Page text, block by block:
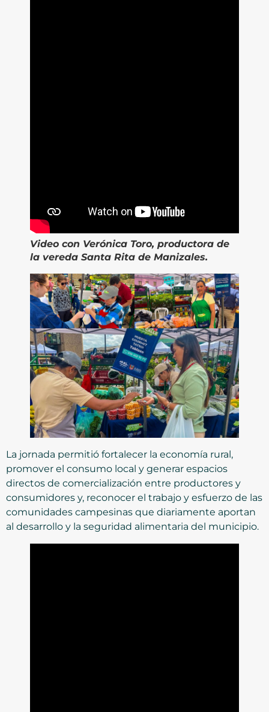
Video con Verónica Toro, productora de
la vereda Santa Rita de Manizales.
La jornada permitió fortalecer la economía rural,
promover el consumo local y generar espacios
directos de comercialización entre productores y
consumidores y, reconocer el trabajo y esfuerzo de las
comunidades campesinas que diariamente aportan
al desarrollo y la seguridad alimentaria del municipio.